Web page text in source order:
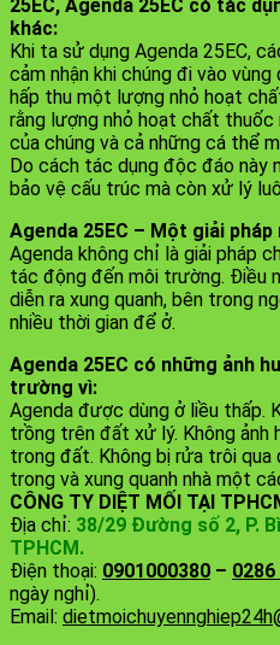
25EC, Agenda 25EC có tác
khác:
Khi ta sử dụng Agenda 25EC,
cảm nhận khi chúng đi vào
hấp thu một lượng nhỏ hoạt
rằng lượng nhỏ hoạt chất thuốc
của chúng và cả những cá thể
Do cách tác dụng độc đáo này
bảo vệ cấu trúc mà còn xử lý
Agenda 25EC – Một giải
Agenda không chỉ là giải pháp
tác động đến môi trường. Điều
diễn ra xung quanh, bên trong
nhiều thời gian để ở.
Agenda 25EC có những ảnh
trường vì:
Agenda được dùng ở liều thấp.
trồng trên đất xử lý. Không ảnh
trong đất. Không bị rửa trôi
trong và xung quanh nhà một
CÔNG TY DIỆT MỐI TẠI
Địa chỉ: 38/29 Đường số 2, P.
TPHCM.
Điện thoại: 0901000380 –
ngày nghỉ).
Email: